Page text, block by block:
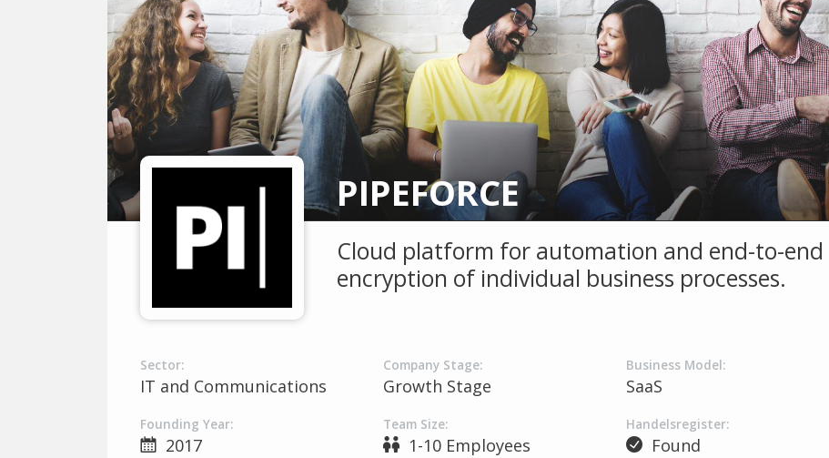
PIPEFORCE
Cloud platform for automation and end-to-end
encryption of individual business processes.
Sector:
IT and Communications
Company Stage:
Growth Stage
Business Model:
SaaS
Founding Year:
2017
Team Size:
1-10 Employees
Handelsregister:
Found